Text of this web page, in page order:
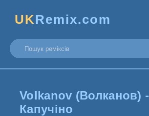
UKRemix.com
Volkanov (Волканов) -
Капучіно